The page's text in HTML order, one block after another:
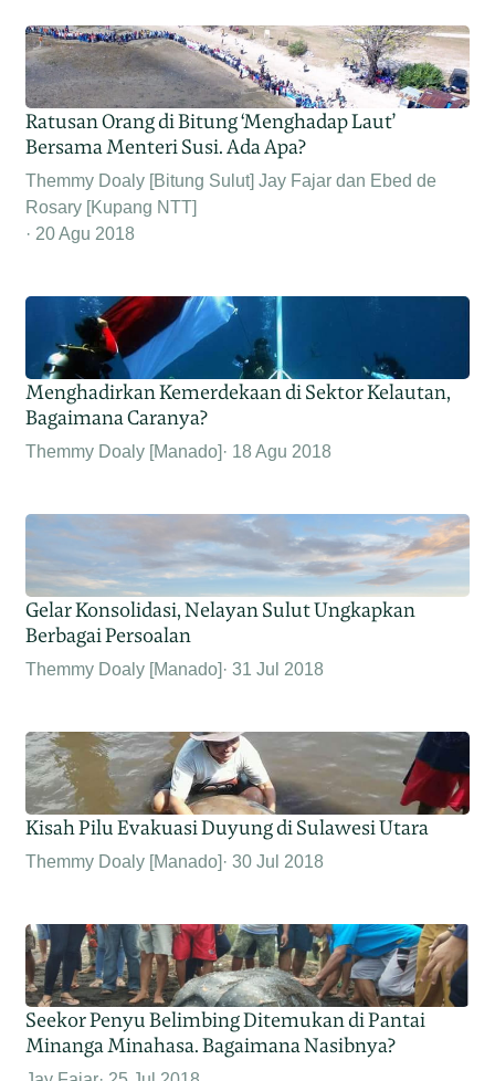
Ratusan Orang di Bitung ‘Menghadap Laut’
Bersama Menteri Susi. Ada Apa?
Themmy Doaly [Bitung Sulut] Jay Fajar dan Ebed de
Rosary [Kupang NTT]
20 Agu 2018
Menghadirkan Kemerdekaan di Sektor Kelautan,
Bagaimana Caranya?
Themmy Doaly [Manado] 18 Agu 2018
Gelar Konsolidasi, Nelayan Sulut Ungkapkan
Berbagai Persoalan
Themmy Doaly [Manado] 31 Jul 2018
Kisah Pilu Evakuasi Duyung di Sulawesi Utara
Themmy Doaly [Manado] 30 Jul 2018
Seekor Penyu Belimbing Ditemukan di Pantai
Minanga Minahasa. Bagaimana Nasibnya?